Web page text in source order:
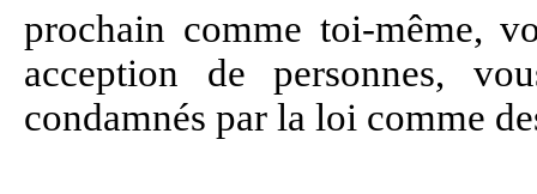
prochain comme toi-même,
acception de personnes,
condamnés par la loi comme